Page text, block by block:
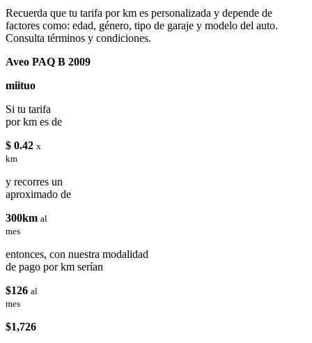
Recuerda que tu tarifa por km es personalizada y depende de
factores como: edad, género, tipo de garaje y modelo del auto.
Consulta términos y condiciones.
Aveo PAQ B 2009
miituo
Si tu tarifa
por km es de
$ 0.42 x
km
y recorres un
aproximado de
300km al
mes
entonces, con nuestra modalidad
de pago por km serían
$126 al
mes
$1,726